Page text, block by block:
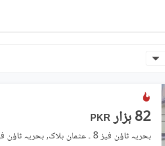
PKR 82 ہزار